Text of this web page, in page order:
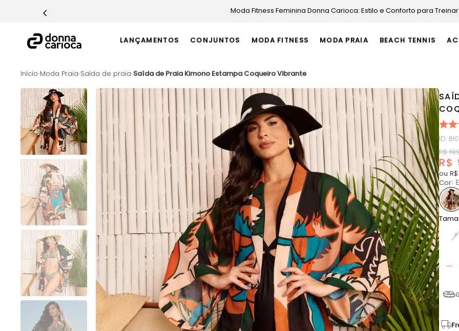
10xno cartão de crédito
LANÇAMENTOS CONJUNTOS MODA FITNESS MODA PRAIA BEACH TENNIS
Moda Praia Saída de praia Saída de Praia Kimono Estampa Coqueiro Vibrante
ID:
R$
R$
ou R$
Cor:
P
TERMOS MAIS BUSCADOS
Macacão
Casaco
Short
Epic Vermelho
Conjunto
Challenge Azul
Ultimate Rosa
Macaquinho